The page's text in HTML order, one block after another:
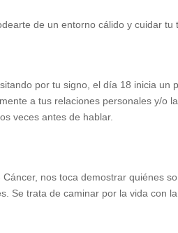
de un entorno cálido y cuidar tu
por tu signo, el día 18 inicia un
a tus relaciones personales y/o
veces antes de hablar.
nos toca demostrar quiénes
Se trata de caminar por la vida con